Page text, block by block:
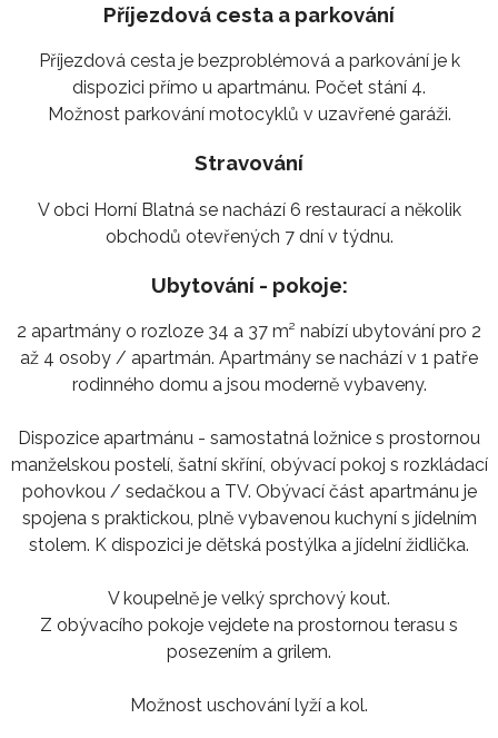
Příjezdová cesta a parkování
Příjezdová cesta je bezproblémová a parkování je k
dispozici přímo u apartmánu. Počet stání 4.
Možnost parkování motocyklů v uzavřené garáži.
Stravování
V obci Horní Blatná se nachází 6 restaurací a několik
obchodů otevřených 7 dní v týdnu.
Ubytování - pokoje:
2 apartmány o rozloze 34 a 37 m² nabízí ubytování pro 2
až 4 osoby / apartmán. Apartmány se nachází v 1 patře
rodinného domu a jsou moderně vybaveny.
Dispozice apartmánu - samostatná ložnice s prostornou
manželskou postelí, šatní skříní, obývací pokoj s rozkládací
pohovkou / sedačkou a TV. Obývací část apartmánu je
spojena s praktickou, plně vybavenou kuchyní s jídelním
stolem. K dispozici je dětská postýlka a jídelní židlička.
V koupelně je velký sprchový kout.
Z obývacího pokoje vejdete na prostornou terasu s
posezením a grilem.
Možnost uschování lyží a kol.